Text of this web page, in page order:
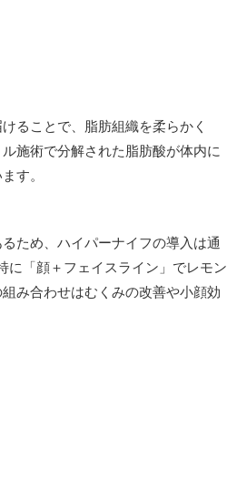
ることで、脂肪組織を柔らかく
施術で分解された脂肪酸が体内に
す。
ため、ハイパーナイフの導入は通
に「顔＋フェイスライン」でレモン
み合わせはむくみの改善や小顔効